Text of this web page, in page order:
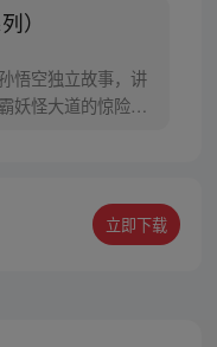
揭露，暗魂四起,
，小狼妖白狼不
师，和他一起重新
行小队”，再度踏
）
悟空独立故事，讲
妖怪大道的惊险历
石而出，背负着守
了妖怪大道的霸
立即下载